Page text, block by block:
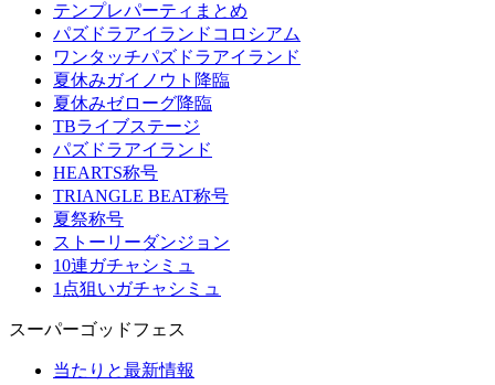
テンプレパーティまとめ
パズドラアイランドコロシアム
ワンタッチパズドラアイランド
夏休みガイノウト降臨
夏休みゼローグ降臨
TBライブステージ
パズドラアイランド
HEARTS称号
TRIANGLE BEAT称号
夏祭称号
ストーリーダンジョン
10連ガチャシミュ
1点狙いガチャシミュ
スーパーゴッドフェス
当たりと最新情報